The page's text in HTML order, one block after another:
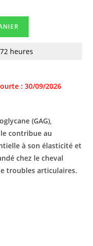
heures
: 30/09/2026
(GAG),
contribue au
à son élasticité et
chez le cheval
troubles articulaires.